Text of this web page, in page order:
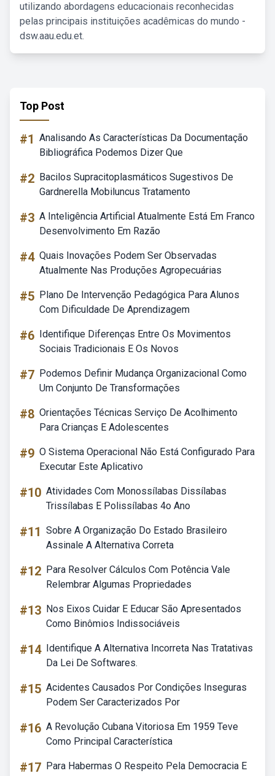
utilizando abordagens educacionais reconhecidas
pelas principais instituições acadêmicas do mundo -
dsw.aau.edu.et.
Top Post
#1 Analisando As Características Da Documentação
Bibliográfica Podemos Dizer Que
#2 Bacilos Supracitoplasmáticos Sugestivos De
Gardnerella Mobiluncus Tratamento
#3 A Inteligência Artificial Atualmente Está Em Franco
Desenvolvimento Em Razão
#4 Quais Inovações Podem Ser Observadas
Atualmente Nas Produções Agropecuárias
#5 Plano De Intervenção Pedagógica Para Alunos
Com Dificuldade De Aprendizagem
#6 Identifique Diferenças Entre Os Movimentos
Sociais Tradicionais E Os Novos
#7 Podemos Definir Mudança Organizacional Como
Um Conjunto De Transformações
#8 Orientações Técnicas Serviço De Acolhimento
Para Crianças E Adolescentes
#9 O Sistema Operacional Não Está Configurado Para
Executar Este Aplicativo
#10 Atividades Com Monossílabas Dissílabas
Trissílabas E Polissílabas 4o Ano
#11 Sobre A Organização Do Estado Brasileiro
Assinale A Alternativa Correta
#12 Para Resolver Cálculos Com Potência Vale
Relembrar Algumas Propriedades
#13 Nos Eixos Cuidar E Educar São Apresentados
Como Binômios Indissociáveis
#14 Identifique A Alternativa Incorreta Nas Tratativas
Da Lei De Softwares.
#15 Acidentes Causados Por Condições Inseguras
Podem Ser Caracterizados Por
#16 A Revolução Cubana Vitoriosa Em 1959 Teve
Como Principal Característica
#17 Para Habermas O Respeito Pela Democracia E